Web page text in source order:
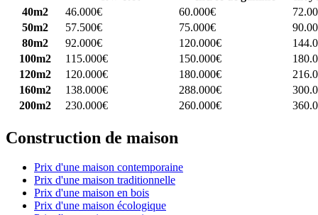
40m2
46.000€ 60.000€
50m2
57.500€ 75.000€
80m2
92.000€ 120.000€
100m2
115.000€ 150.000€
120m2
120.000€ 180.000€
160m2
138.000€ 288.000€
200m2
230.000€ 260.000€
Construction de maison
Prix d'une maison contemporaine
Prix d'une maison traditionnelle
Prix d'une maison en bois
Prix d'une maison écologique